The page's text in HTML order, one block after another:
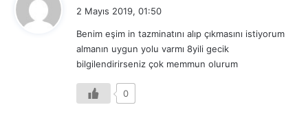
i
k
i
2 Mayıs 2019, 01:50
Benim eşim in tazminatını alıp çıkmasını istiyorum
almanın uygun yolu varmı 8yili gecik
bilgilendirirseniz çok memmun olurum
0